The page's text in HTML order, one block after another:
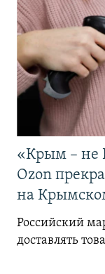
«Крым – не
Ozon
на
Российский
доставлять